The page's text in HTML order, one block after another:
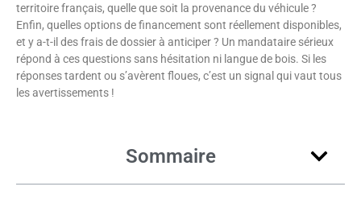
territoire français, quelle que soit la provenance du véhicule ?
Enfin, quelles options de financement sont réellement disponibles,
et y a-t-il des frais de dossier à anticiper ? Un mandataire sérieux
répond à ces questions sans hésitation ni langue de bois. Si les
réponses tardent ou s’avèrent floues, c’est un signal qui vaut tous
les avertissements !
Sommaire